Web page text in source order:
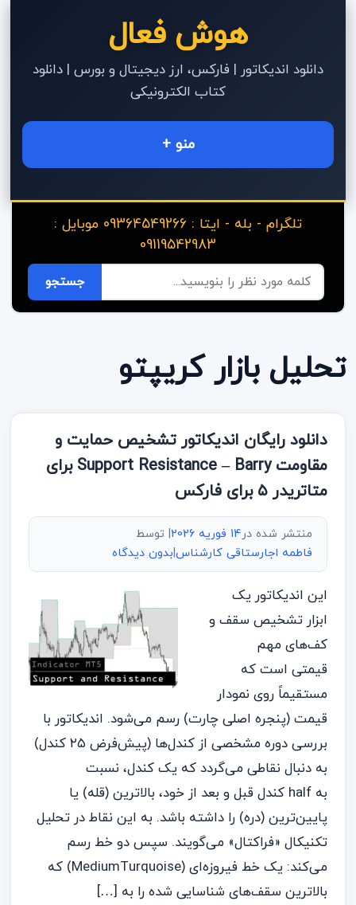
هوش فعال
دانلود اندیکاتور | فارکس، ارز دیجیتال و بورس | دانلود
کتاب الکترونیکی
منو +
تلگرام - بله - ایتا : 09364549266 موبایل :
09119542983
تحلیل بازار کریپتو
دانلود رایگان اندیکاتور تشخیص حمایت و
مقاومت Support Resistance – Barry برای
متاتریدر ۵ برای فارکس
منتشر شده در14 فوریه 2026
| توسط
فاطمه اجارستاقی کارشناس|بدون دیدگاه
این اندیکاتور یک
ابزار تشخیص سقف و
کف‌های مهم
قیمتی است که
مستقیماً روی نمودار
قیمت (پنجره اصلی چارت) رسم می‌شود. اندیکاتور با
بررسی دوره مشخصی از کندل‌ها (پیش‌فرض ۲۵ کندل)
به دنبال نقاطی می‌گردد که یک کندل، نسبت
به half کندل قبل و بعد از خود، بالاترین (قله) یا
پایین‌ترین (دره) را داشته باشد. به این نقاط در تحلیل
تکنیکال «فراکتال» می‌گویند. سپس دو خط رسم
می‌کند: یک خط فیروزه‌ای (MediumTurquoise) که
بالاترین سقف‌های شناسایی شده را به […]